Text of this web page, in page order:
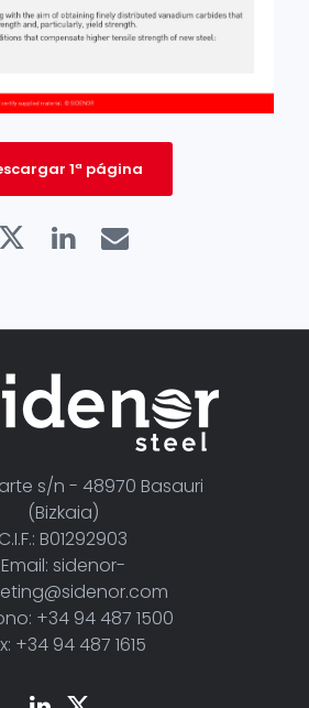
1ª página
s/n - 48970 Basauri
(Bizkaia)
C.I.F.: B01292903
Email: sidenor-
+34 94 487 1500
+34 94 487 1615